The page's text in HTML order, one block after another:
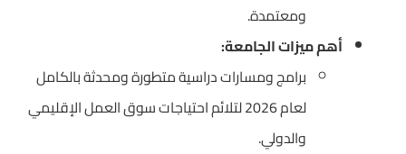
ومعتمدة.
أهم ميزات الجامعة:
برامج ومسارات دراسية متطورة ومحدثة بالكامل
لعام 2026 لتلائم احتياجات سوق العمل الإقليمي
والدولي.